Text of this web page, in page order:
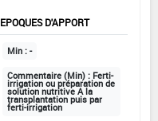
EPOQUES D'APPORT
Min : -
Commentaire (Min) : Ferti-
irrigation ou préparation de
solution nutritive A la
transplantation puis par
ferti-irrigation